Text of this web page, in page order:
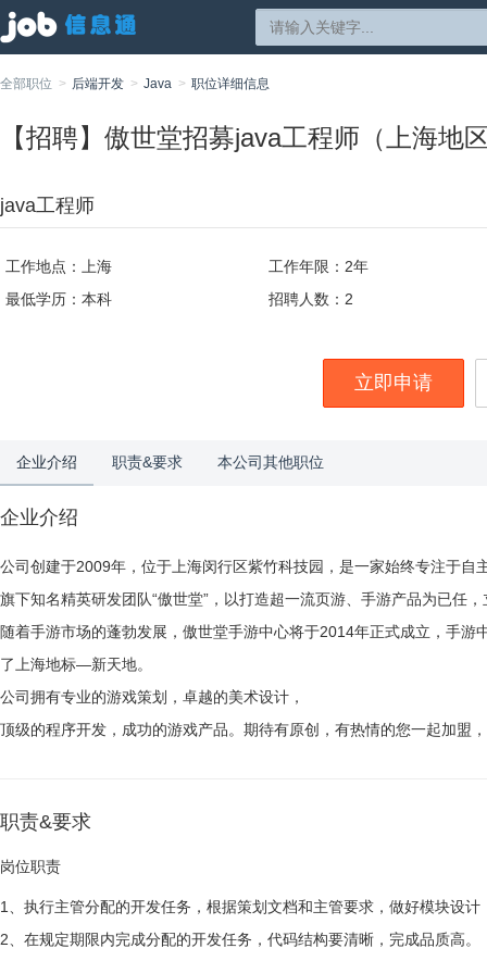
全部职位 后端开发 Java 职位详细信息
【招聘】傲世堂招募java工程师（上海地
java工程师
工作地点：上海
工作年限：2年
最低学历：本科
招聘人数：2
立即申请
企业介绍 职责&要求 本公司其他职位
企业介绍
公司创建于2009年，位于上海闵行区紫竹科技园，是一家始终专注于自
旗下知名精英研发团队“傲世堂”，以打造超一流页游、手游产品为已任
随着手游市场的蓬勃发展，傲世堂手游中心将于2014年正式成立，手游
了上海地标—新天地。
公司拥有专业的游戏策划，卓越的美术设计，
顶级的程序开发，成功的游戏产品。期待有原创，有热情的您一起加盟
职责&要求
岗位职责
1、执行主管分配的开发任务，根据策划文档和主管要求，做好模块设计
2、在规定期限内完成分配的开发任务，代码结构要清晰，完成品质高。